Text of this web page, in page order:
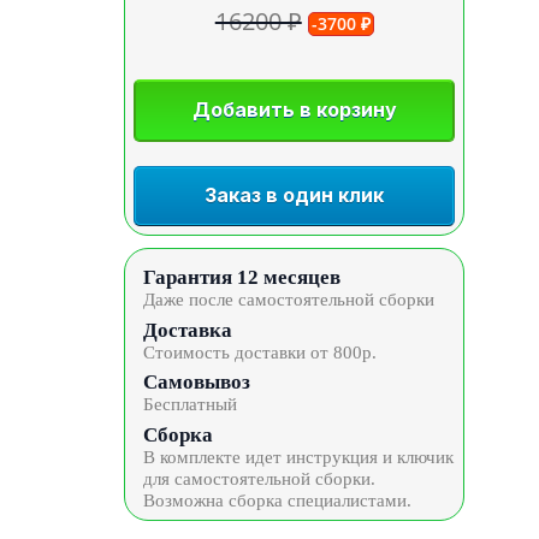
16200 ₽ -3700 ₽
Добавить в корзину
Заказ в один клик
Гарантия 12 месяцев
Даже после самостоятельной сборки
Доставка
Стоимость доставки от 800р.
Самовывоз
Бесплатный
Сборка
В комплекте идет инструкция и ключик
для самостоятельной сборки.
Возможна сборка специалистами.